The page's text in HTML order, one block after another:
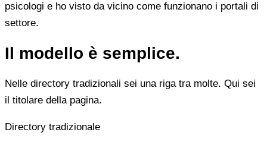
psicologi e ho visto da vicino come funzionano i portali di
settore.
Il modello è semplice.
Nelle directory tradizionali sei una riga tra molte. Qui sei
il titolare della pagina.
Directory tradizionale